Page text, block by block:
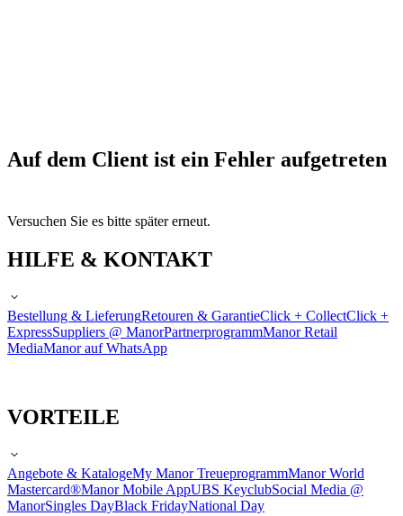
Auf dem Client ist ein Fehler aufgetreten
Versuchen Sie es bitte später erneut.
HILFE & KONTAKT
Bestellung & LieferungRetouren & GarantieClick + CollectClick +
ExpressSuppliers @ ManorPartnerprogrammManor Retail
MediaManor auf WhatsApp
VORTEILE
Angebote & KatalogeMy Manor TreueprogrammManor World
Mastercard®Manor Mobile AppUBS KeyclubSocial Media @
ManorSingles DayBlack FridayNational Day